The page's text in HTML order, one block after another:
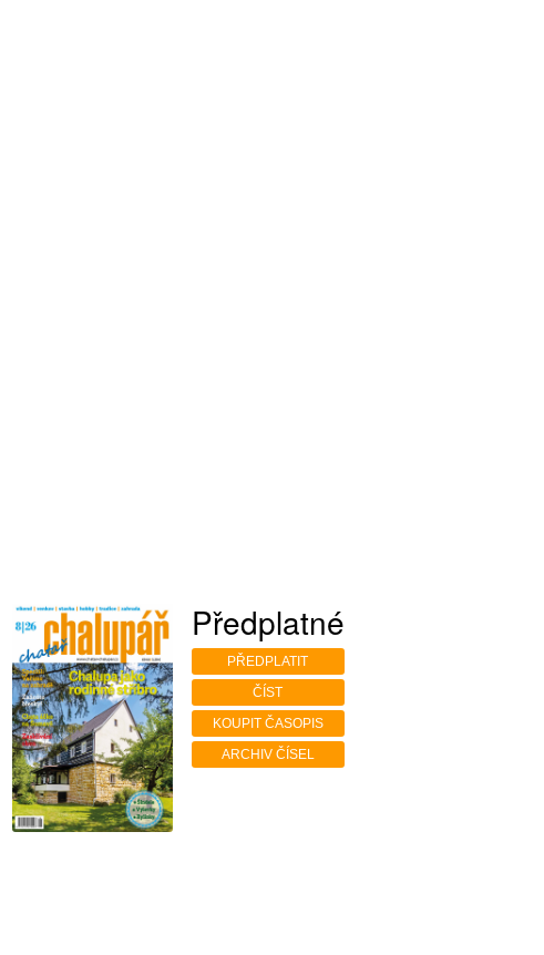
Předplatné
PŘEDPLATIT
ČÍST
KOUPIT ČASOPIS
ARCHIV ČÍSEL